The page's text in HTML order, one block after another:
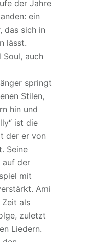
der Jahre
ein
das sich in
lässt.
Soul, auch
springt
Stilen,
hin und
ist die
der er von
Seine
auf der
mit
Ami
als
zuletzt
Liedern.